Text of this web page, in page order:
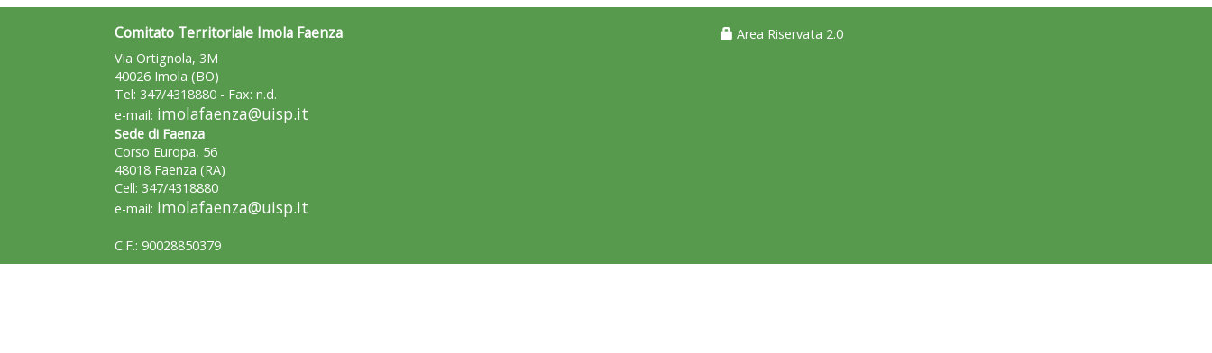
Comitato Territoriale Imola Faenza
Via Ortignola, 3M
40026 Imola (BO)
Tel: 347/4318880 - Fax: n.d.
e-mail: imolafaenza@uisp.it
Sede di Faenza
Corso Europa, 56
48018 Faenza (RA)
Cell: 347/4318880
e-mail: imolafaenza@uisp.it
C.F.: 90028850379
Area Riservata 2.0